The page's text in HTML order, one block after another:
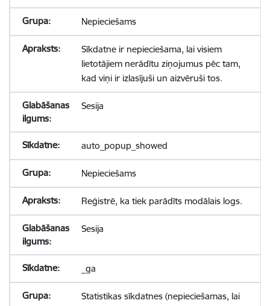
Nepieciešams
Sīkdatne ir nepieciešama, lai visiem
lietotājiem nerādītu ziņojumus pēc tam,
kad viņi ir izlasījuši un aizvēruši tos.
Sesija
auto_popup_showed
Nepieciešams
Reģistrē, ka tiek parādīts modālais logs.
Sesija
_ga
Statistikas sīkdatnes (nepieciešamas, lai